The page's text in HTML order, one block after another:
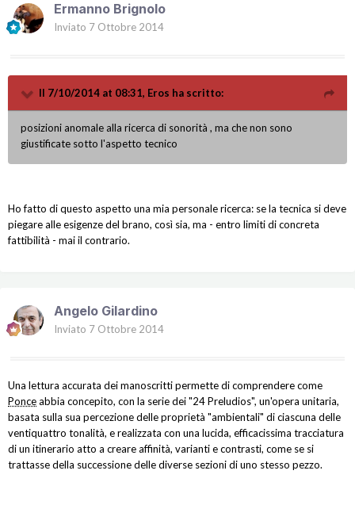
Ermanno Brignolo
Inviato 7 Ottobre 2014
Il 7/10/2014 at 08:31, Eros ha scritto:
posizioni anomale alla ricerca di sonorità , ma che non sono
giustificate sotto l'aspetto tecnico
Ho fatto di questo aspetto una mia personale ricerca: se la tecnica si deve
piegare alle esigenze del brano, così sia, ma - entro limiti di concreta
fattibilità - mai il contrario.
Angelo Gilardino
Inviato 7 Ottobre 2014
Una lettura accurata dei manoscritti permette di comprendere come
Ponceabbia concepito, con la serie dei "24 Preludios", un'opera unitaria,
basata sulla sua percezione delle proprietà "ambientali" di ciascuna delle
ventiquattro tonalità, e realizzata con una lucida, efficacissima tracciatura
di un itinerario atto a creare affinità, varianti e contrasti, come se si
trattasse della successione delle diverse sezioni di uno stesso pezzo.